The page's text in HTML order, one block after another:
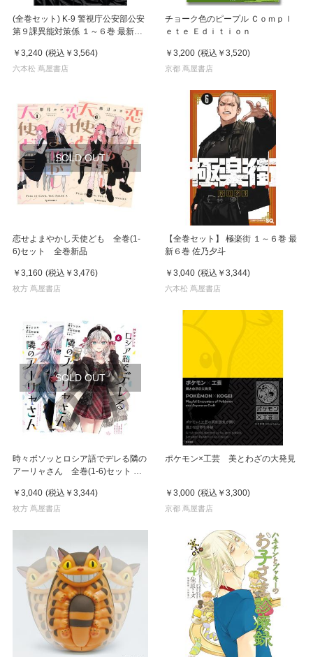
(全巻セット) K-9 警視庁公安部公安
第９課異能対策係 １～６巻 最新６
￥3,240 (税込 ￥3,564)
六本松 蔦屋書店
チョーク色のピープル Ｃｏｍｐｌ
ｅｔｅ Ｅｄｉｔｉｏｎ
￥3,200 (税込 ￥3,520)
京都 蔦屋書店
SOLD OUT
恋せよまやかし天使ども 全巻(1-
6)セット 全巻新品
￥3,160 (税込 ￥3,476)
枚方 蔦屋書店
【全巻セット】 極楽街 １～６巻 最
新６巻 佐乃夕斗
￥3,040 (税込 ￥3,344)
六本松 蔦屋書店
SOLD OUT
時々ボソッとロシア語でデレる隣の
アーリャさん 全巻(1-6)セット 全
￥3,040 (税込 ￥3,344)
枚方 蔦屋書店
ポケモン×工芸 美とわざの大発見
￥3,000 (税込 ￥3,300)
京都 蔦屋書店